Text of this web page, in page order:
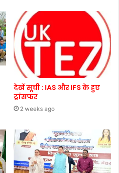
देखें सूची : IAS और IFS के हुए
ट्रांसफर
2 weeks ago